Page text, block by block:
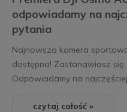
odpowiadamy na
pytania
Najnowsza kamera
dostępna! Zastanawiasz
Odpowiadamy na
czytaj całość »